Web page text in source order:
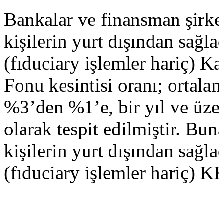
Bankalar ve finansman
kişilerin yurt dışından
(fıduciary işlemler hariç)
Fonu kesintisi oranı;
%3’den %1’e, bir yıl ve
olarak tespit edilmiştir.
kişilerin yurt dışından
(fıduciary işlemler hariç)